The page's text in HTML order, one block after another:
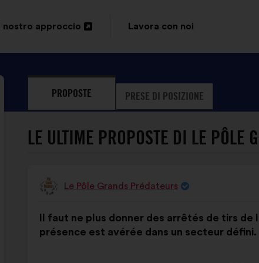
Il nostro approccio
scheda
Lavora con noi
PROPOSTE PRESE DI POSIZIONE
LE ULTIME PROPOSTE DI LE PÔLE
Proposta
Le Pôle Grands Prédateurs
della
mia
Il faut ne plus donner des arrêtés de tirs
présence est avérée dans un secteur défini.
ripartiti: